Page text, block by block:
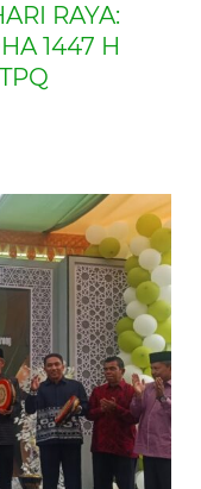
RAYA:
1447 H